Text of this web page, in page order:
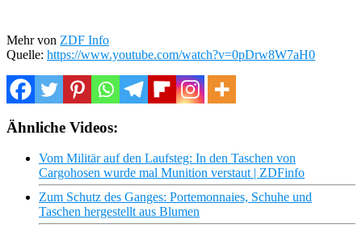
Mehr von ZDF Info
Quelle: https://www.youtube.com/watch?v=0pDrw8W7aH0
Ähnliche Videos:
Vom Militär auf den Laufsteg: In den Taschen von
Cargohosen wurde mal Munition verstaut | ZDFinfo
Zum Schutz des Ganges: Portemonnaies, Schuhe und
Taschen hergestellt aus Blumen